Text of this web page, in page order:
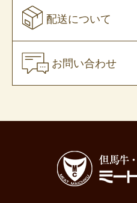
配送について
お問い合わせ